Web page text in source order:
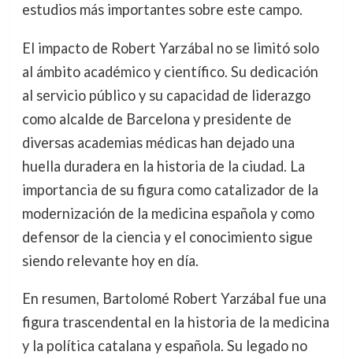
estudios más importantes sobre este campo.
El impacto de Robert Yarzábal no se limitó solo
al ámbito académico y científico. Su dedicación
al servicio público y su capacidad de liderazgo
como alcalde de Barcelona y presidente de
diversas academias médicas han dejado una
huella duradera en la historia de la ciudad. La
importancia de su figura como catalizador de la
modernización de la medicina española y como
defensor de la ciencia y el conocimiento sigue
siendo relevante hoy en día.
En resumen, Bartolomé Robert Yarzábal fue una
figura trascendental en la historia de la medicina
y la política catalana y española. Su legado no